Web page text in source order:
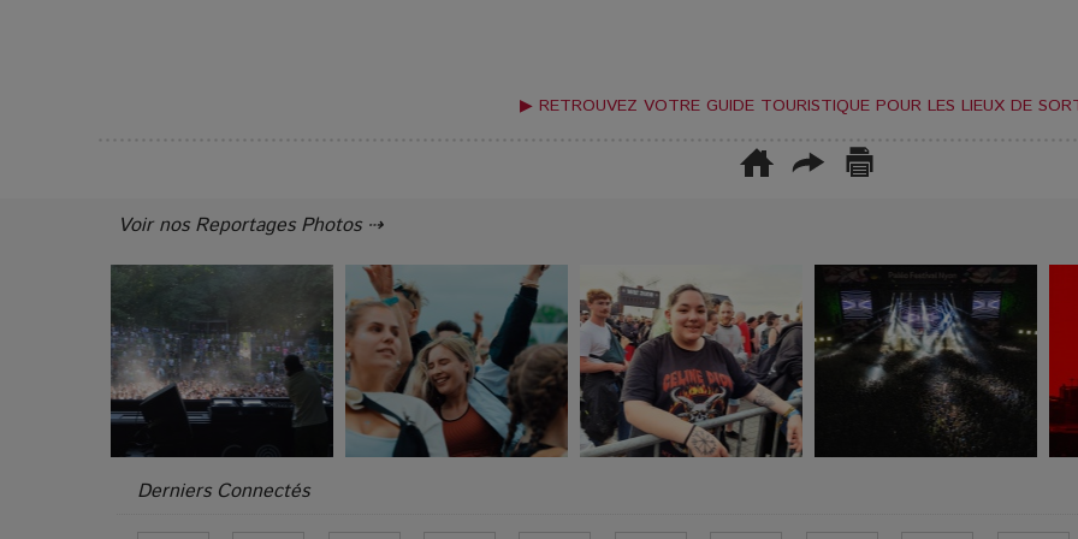
▶ RETROUVEZ VOTRE GUIDE TOURISTIQUE POUR LES LIEUX DE
Voir nos Reportages Photos ⇢
Derniers Connectés